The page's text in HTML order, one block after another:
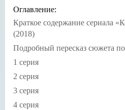
Оглавление:
Краткое содержание сериала
(2018)
Подробный пересказ сюжета
1 серия
2 серия
3 серия
4 серия